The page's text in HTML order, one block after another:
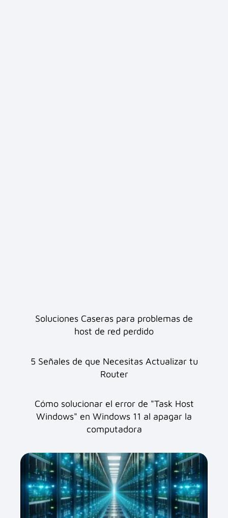
Soluciones Caseras para problemas de
host de red perdido
5 Señales de que Necesitas Actualizar tu
Router
Cómo solucionar el error de "Task Host
Windows" en Windows 11 al apagar la
computadora